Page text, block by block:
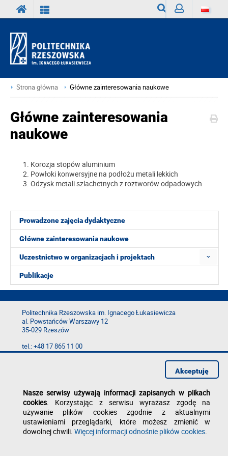
Strona główna Główne zainteresowania naukowe
Prowadzone zajęcia dydaktyczne
Główne zainteresowania naukowe
Uczestnictwo w organizacjach i projektach
Publikacje
Główne zainteresowania
naukowe
Korozja stopów aluminium
Powłoki konwersyjne na podłożu metali lekkich
Odzysk metali szlachetnych z roztworów odpadowych
Politechnika Rzeszowska im. Ignacego Łukasiewicza
al. Powstańców Warszawy 12
35-029 Rzeszów
tel.: +48 17 865 11 00
fax: +48 17 854 12 60
Polityka prywatności
Zgłoś błąd na stronie
Nasze serwisy używają informacji zapisanych w plikach
cookies. Korzystając z serwisu wyrażasz zgodę na
używanie plików cookies zgodnie z aktualnymi
ustawieniami przeglądarki, które możesz zmienić w
dowolnej chwili. Więcej informacji odnośnie plików cookies.
Akceptuję